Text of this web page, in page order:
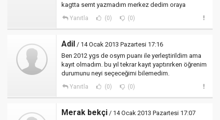
kagtta semt yazmadım merkez dedim oraya
Yanıtla (0) (0)
Adil / 14 Ocak 2013 Pazartesi 17:16
Ben 2012 ygs de osym puanı ile yerleştirildim ama
kayıt olmadım. bu yıl tekrar kayıt yaptırırken öğrenim
durumunu neyi seçeceğimi bilemedim.
Yanıtla (0) (0)
Merak bekçi / 14 Ocak 2013 Pazartesi 17:07